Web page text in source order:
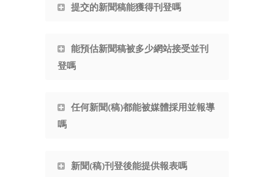
提交的新聞稿能獲得刊登嗎
能預估新聞稿被多少網站接受並刊
登嗎
任何新聞(稿)都能被媒體採用並報導
嗎
新聞(稿)刊登後能提供報表嗎